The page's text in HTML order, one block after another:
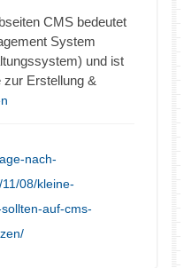
CMS bedeutet
System
und ist
zur Erstellung &
nach-
08/kleine-
auf-cms-